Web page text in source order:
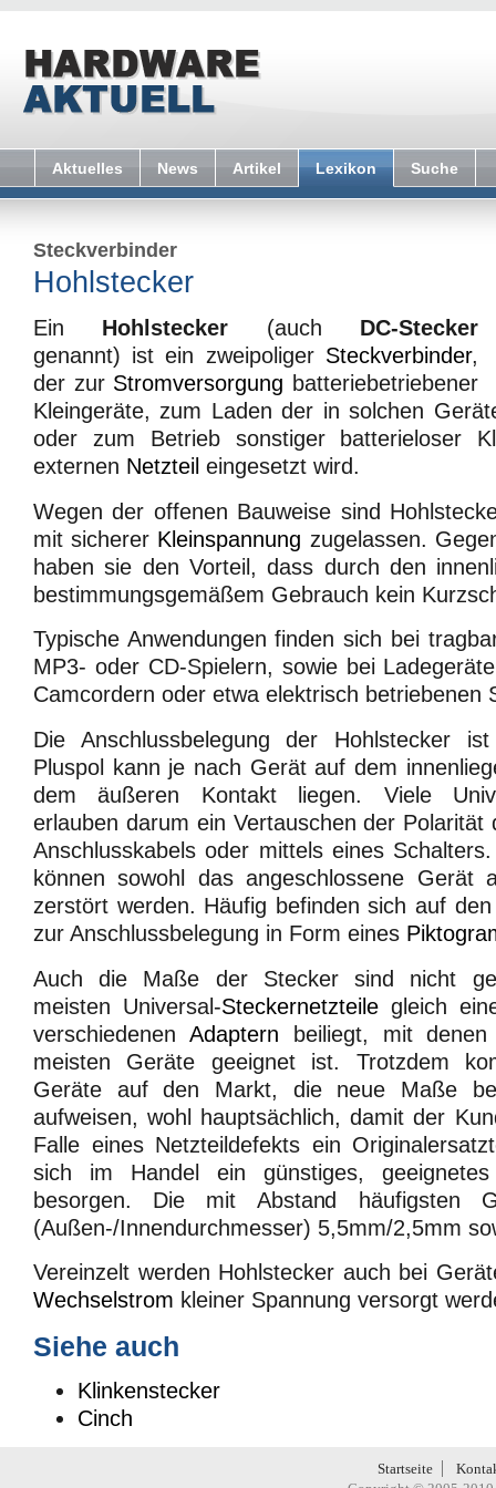
Aktuelles News Artikel Lexikon Suche
Steckverbinder
Hohlstecker
Ein Hohlstecker (auch DC-Stecker
genannt) ist ein zweipoliger Steckverbinder,
der zur Stromversorgung batteriebetriebener
Kleingeräte, zum Laden der in solchen
oder zum Betrieb sonstiger batterieloser
externen Netzteil eingesetzt wird.
Wegen der offenen Bauweise sind
mit sicherer Kleinspannung zugelassen.
haben sie den Vorteil, dass durch den
bestimmungsgemäßem Gebrauch kein
Typische Anwendungen finden sich bei
MP3- oder CD-Spielern, sowie bei
Camcordern oder etwa elektrisch betriebenen
Die Anschlussbelegung der Hohlstecker
Pluspol kann je nach Gerät auf dem
dem äußeren Kontakt liegen. Viele
erlauben darum ein Vertauschen der Polarität
Anschlusskabels oder mittels eines
können sowohl das angeschlossene Gerät
zerstört werden. Häufig befinden sich auf
zur Anschlussbelegung in Form eines
Auch die Maße der Stecker sind nicht
meisten Universal-Steckernetzteile gleich
verschiedenen Adaptern beiliegt, mit
meisten Geräte geeignet ist. Trotzdem
Geräte auf den Markt, die neue Maße
aufweisen, wohl hauptsächlich, damit der
Falle eines Netzteildefekts ein
sich im Handel ein günstiges, geeignetes
besorgen. Die mit Abstand häufigsten
(Außen-/Innendurchmesser) 5,5mm/2,5mm
Vereinzelt werden Hohlstecker auch bei
Wechselstrom kleiner Spannung versorgt
Siehe auch
Klinkenstecker
Cinch
Startseite